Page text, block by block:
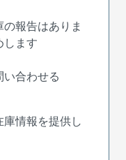
報告はありま
します
合わせる
情報を提供し